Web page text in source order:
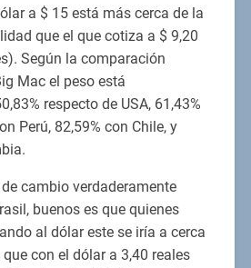
a $ 15 está más cerca de la
que el que cotiza a $ 9,20
Según la comparación
Mac el peso está
respecto de USA, 61,43%
Perú, 82,59% con Chile, y
cambio verdaderamente
buenos es que quienes
al dólar este se iría a cerca
con el dólar a 3,40 reales